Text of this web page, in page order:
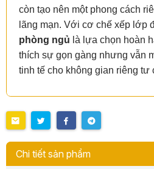
còn tạo nên một phong cách
lãng mạn. Với cơ chế xếp lớp
phòng ngủ là lựa chọn hoàn
thích sự gọn gàng nhưng vẫn
tinh tế cho không gian riêng tư
Chi tiết sản phẩm